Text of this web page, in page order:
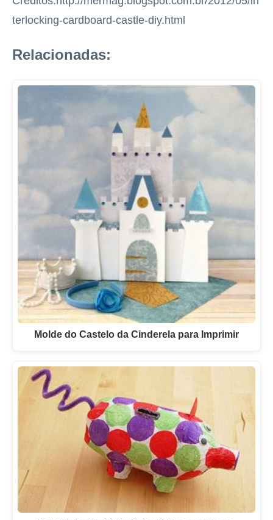
terlocking-cardboard-castle-diy.html
Relacionadas:
Molde do Castelo da Cinderela para Imprimir